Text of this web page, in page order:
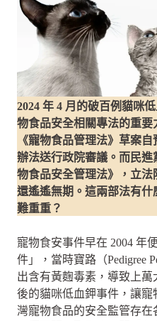
2024 年 4 月的破百例貓咪
物食品安全相關專法的重
《寵物食品管理法》草案
辦法送行政院審議。而民
物食品安全管理法》，立
還遙遙無期。這兩部法有
難重重？
寵物食安事件早在 2004 年
件」，當時寶路（Pedigree
出含有黃麴毒素，導致上
後的貓咪低血鉀事件，讓
灣寵物食品的安全監管存